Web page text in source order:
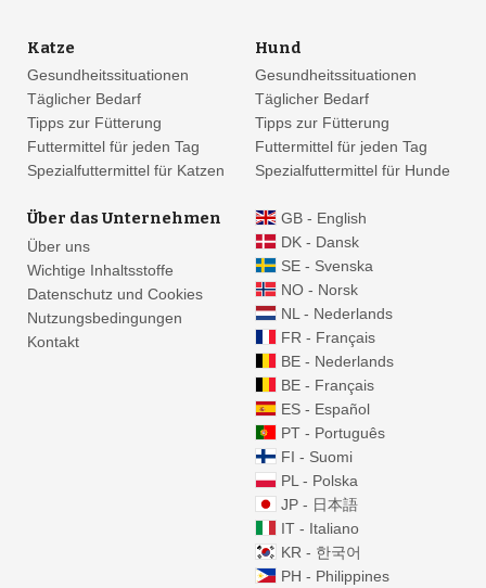
Katze
Gesundheitssituationen
Täglicher Bedarf
Tipps zur Fütterung
Futtermittel für jeden Tag
Spezialfuttermittel für Katzen
Hund
Gesundheitssituationen
Täglicher Bedarf
Tipps zur Fütterung
Futtermittel für jeden Tag
Spezialfuttermittel für Hunde
Über das Unternehmen
Über uns
Wichtige Inhaltsstoffe
Datenschutz und Cookies
Nutzungsbedingungen
Kontakt
GB - English
DK - Dansk
SE - Svenska
NO - Norsk
NL - Nederlands
FR - Français
BE - Nederlands
BE - Français
ES - Español
PT - Português
FI - Suomi
PL - Polska
JP - 日本語
IT - Italiano
KR - 한국어
PH - Philippines